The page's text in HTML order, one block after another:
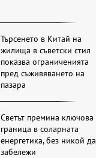
Търсенето в Китай на
жилища в съветски стил
показва ограниченията
пред съживяването на
пазара
Светът премина ключова
граница в соларната
енергетика, без никой да
забележи